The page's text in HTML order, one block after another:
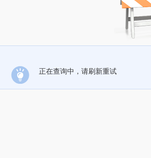
正在查询中，请刷新重试